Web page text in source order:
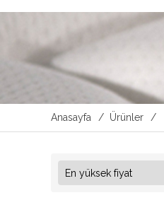
Anasayfa Ürünler